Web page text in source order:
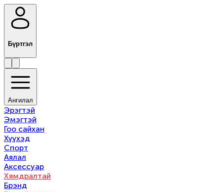
Бүртгэл
Ангилал
Эрэгтэй
Эмэгтэй
Гоо сайхан
Хүүхэд
Спорт
Аялал
Аксессуар
Хямдралтай
Брэнд